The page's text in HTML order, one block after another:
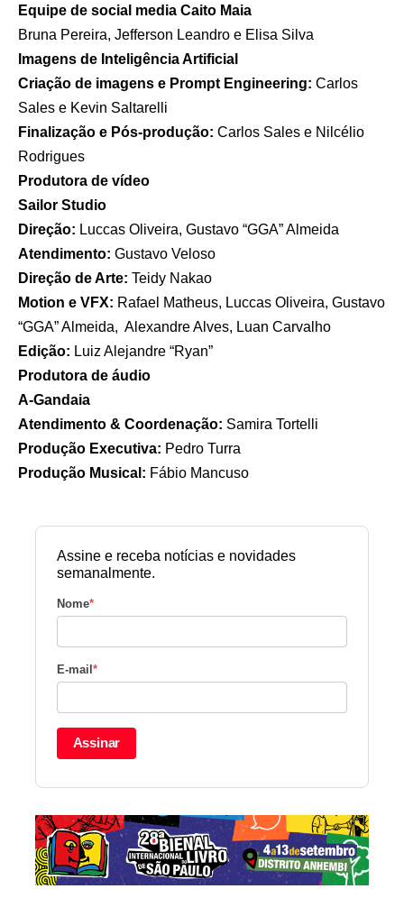
Equipe de social media Caito Maia
Bruna Pereira, Jefferson Leandro e Elisa Silva
Imagens de Inteligência Artificial
Criação de imagens e Prompt Engineering: Carlos
Sales e Kevin Saltarelli
Finalização e Pós-produção: Carlos Sales e Nilcélio
Rodrigues
Produtora de vídeo
Sailor Studio
Direção: Luccas Oliveira, Gustavo “GGA” Almeida
Atendimento: Gustavo Veloso
Direção de Arte: Teidy Nakao
Motion e VFX: Rafael Matheus, Luccas Oliveira, Gustavo
“GGA” Almeida, Alexandre Alves, Luan Carvalho
Edição: Luiz Alejandre “Ryan”
Produtora de áudio
A-Gandaia
Atendimento & Coordenação: Samira Tortelli
Produção Executiva: Pedro Turra
Produção Musical: Fábio Mancuso
Assine e receba notícias e novidades
semanalmente.
Nome*
E-mail *
Assinar